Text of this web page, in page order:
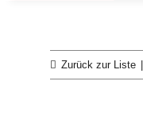
Zurück zur Liste